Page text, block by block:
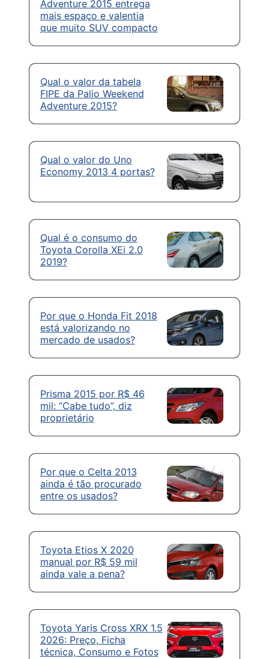
Adventure 2015 entrega
mais espaço e valentia
que muito SUV compacto
Qual o valor da tabela
FIPE da Palio Weekend
Adventure 2015?
Qual o valor do Uno
Economy 2013 4 portas?
Qual é o consumo do
Toyota Corolla XEi 2.0
2019?
Por que o Honda Fit 2018
está valorizando no
mercado de usados?
Prisma 2015 por R$ 46
mil: “Cabe tudo”, diz
proprietário
Por que o Celta 2013
ainda é tão procurado
entre os usados?
Toyota Etios X 2020
manual por R$ 59 mil
ainda vale a pena?
Toyota Yaris Cross XRX 1.5
2026: Preço, Ficha
técnica, Consumo e Fotos